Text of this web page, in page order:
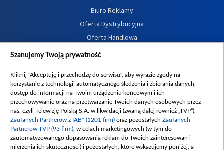
Biuro Reklamy
Oferta Dystrybucyjna
Oferta Handlowa
Dostępność
Procedura zgłoszeń wewnętrznych
Szanujemy Twoją prywatność
Kliknij "Akceptuję i przechodzę do serwisu", aby wyrazić zgody na
korzystanie z technologii automatycznego śledzenia i zbierania danych,
dostęp do informacji na Twoim urządzeniu końcowym i ich
przechowywanie oraz na przetwarzanie Twoich danych osobowych przez
nas, czyli Telewizję Polską S.A. w likwidacji (zwaną dalej również „TVP”),
Zaufanych Partnerów z IAB* (1201 firm) oraz pozostałych Zaufanych
Partnerów TVP (93 firm) , w celach marketingowych (w tym do
zautomatyzowanego dopasowania reklam do Twoich zainteresowań i
mierzenia ich skuteczności) i pozostałych, które wskazujemy poniżej, a